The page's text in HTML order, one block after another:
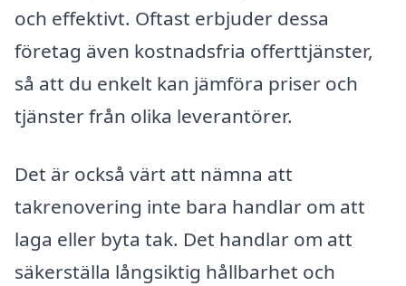
och effektivt. Oftast erbjuder dessa
företag även kostnadsfria offerttjänster,
så att du enkelt kan jämföra priser och
tjänster från olika leverantörer.
Det är också värt att nämna att
takrenovering inte bara handlar om att
laga eller byta tak. Det handlar om att
säkerställa långsiktig hållbarhet och